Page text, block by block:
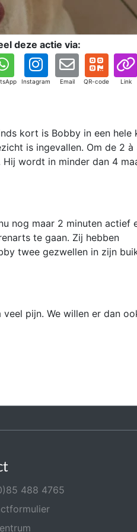
deze actie via:
Instagram Email QR-code Link
kort is Bobby in een hele
is ingevallen. Om de 2 à
wordt in minder dan 4
nog maar 2 minuten actief
te gaan. Zij hebben
twee gezwellen in zijn
pijn. We willen er dan
488 4765